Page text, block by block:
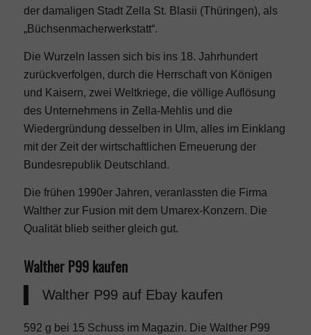
der damaligen Stadt Zella St. Blasii (Thüringen), als
„Büchsenmacherwerkstatt“.
Die Wurzeln lassen sich bis ins 18. Jahrhundert
zurückverfolgen, durch die Herrschaft von Königen
und Kaisern, zwei Weltkriege, die völlige Auflösung
des Unternehmens in Zella-Mehlis und die
Wiedergründung desselben in Ulm, alles im Einklang
mit der Zeit der wirtschaftlichen Erneuerung der
Bundesrepublik Deutschland.
Die frühen 1990er Jahren, veranlassten die Firma
Walther zur Fusion mit dem Umarex-Konzern. Die
Qualität blieb seither gleich gut.
Walther P99 kaufen
Walther P99 auf Ebay kaufen
592 g bei 15 Schuss im Magazin. Die Walther P99